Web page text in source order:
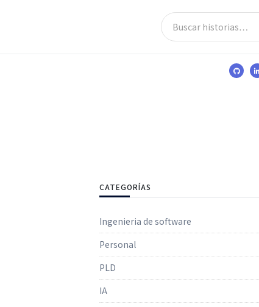
CATEGORÍAS
Ingenieria de software
Personal
PLD
IA